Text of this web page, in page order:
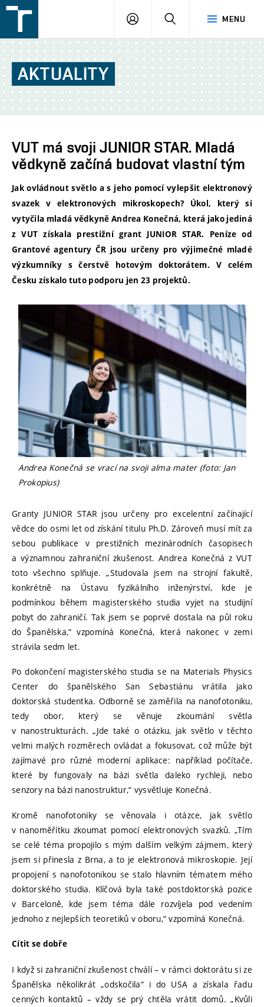
v
Brně
MENU
PŘIHLÁŠENÍ
AKTUALITY
VUT má svoji JUNIOR STAR. Mladá
vědkyně začíná budovat vlastní tým
Jak ovládnout světlo a s jeho pomocí vylepšit elektronový
svazek v elektronových mikroskopech? Úkol, který si
vytyčila mladá vědkyně Andrea Konečná, která jako jediná
z VUT získala prestižní grant JUNIOR STAR. Peníze od
Grantové agentury ČR jsou určeny pro výjimečné mladé
výzkumníky s čerstvě hotovým doktorátem. V celém
Česku získalo tuto podporu jen 23 projektů.
Andrea Konečná se vrací na svoji alma mater (foto: Jan
Prokopius)
Granty JUNIOR STAR jsou určeny pro excelentní začínající
vědce do osmi let od získání titulu Ph.D. Zároveň musí mít za
sebou publikace v prestižních mezinárodních časopisech
a významnou zahraniční zkušenost. Andrea Konečná z VUT
toto všechno splňuje. „Studovala jsem na strojní fakultě,
konkrétně na Ústavu fyzikálního inženýrství, kde je
podmínkou během magisterského studia vyjet na studijní
pobyt do zahraničí. Tak jsem se poprvé dostala na půl roku
do Španělska,“ vzpomíná Konečná, která nakonec v zemi
strávila sedm let.
Po dokončení magisterského studia se na Materials Physics
Center do španělského San Sebastiánu vrátila jako
doktorská studentka. Odborně se zaměřila na nanofotoniku,
tedy obor, který se věnuje zkoumání světla
v nanostrukturách. „Jde také o otázku, jak světlo v těchto
velmi malých rozměrech ovládat a fokusovat, což může být
zajímavé pro různé moderní aplikace: například počítače,
které by fungovaly na bázi světla daleko rychleji, nebo
senzory na bázi nanostruktur,“ vysvětluje Konečná.
Kromě nanofotoniky se věnovala i otázce, jak světlo
v nanoměřítku zkoumat pomocí elektronových svazků. „Tím
se celé téma propojilo s mým dalším velkým zájmem, který
jsem si přinesla z Brna, a to je elektronová mikroskopie. Její
propojení s nanofotonikou se stalo hlavním tématem mého
doktorského studia. Klíčová byla také postdoktorská pozice
v Barceloně, kde jsem téma dále rozvíjela pod vedením
jednoho z nejlepších teoretiků v oboru,“ vzpomíná Konečná.
Cítit se dobře
I když si zahraniční zkušenost chválí – v rámci doktorátu si ze
Španělska několikrát „odskočila“ i do USA a získala řadu
cenných kontaktů – vždy se prý chtěla vrátit domů. „Kvůli